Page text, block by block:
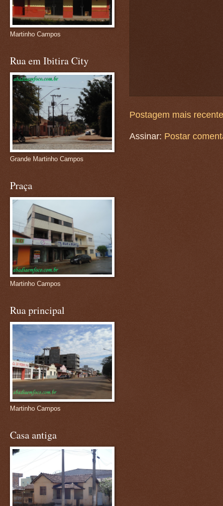
Postagem mais recente
Assinar: Postar
Martinho Campos
Rua em Ibitira City
Grande Martinho Campos
Praça
Martinho Campos
Rua principal
Martinho Campos
Casa antiga